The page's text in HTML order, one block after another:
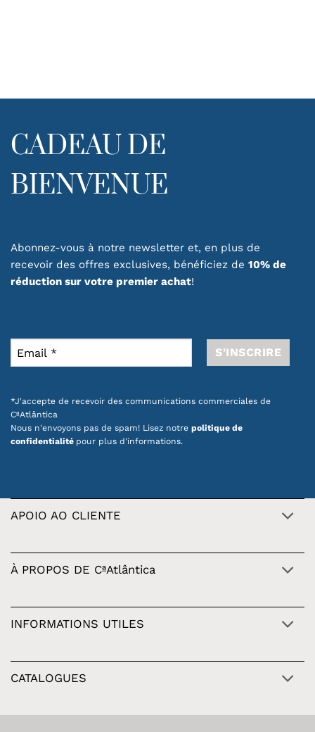
CADEAU DE
BIENVENUE
Abonnez-vous à notre newsletter et, en plus de
recevoir des offres exclusives, bénéficiez de 10% de
réduction sur votre premier achat!
*J'accepte de recevoir des communications commerciales de
CªAtlântica
Nous n'envoyons pas de spam! Lisez notre politique de
confidentialité pour plus d'informations.
APOIO AO CLIENTE
À PROPOS DE CªAtlântica
INFORMATIONS UTILES
CATALOGUES